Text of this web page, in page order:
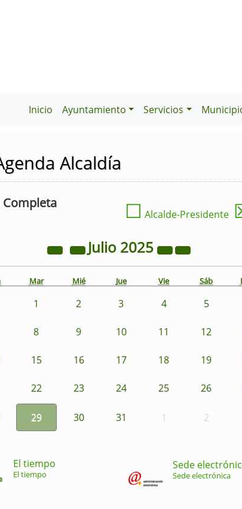
Inicio Ayuntamiento Servicios
Alcaldía
Completa ☐ Alcalde-Presidente
Julio 2025
Mar Mié Jue Vie Sáb
1 2 3 4 5
8 9 10 11 12
15 16 17 18 19
22 23 24 25 26
29 30 31 1 2
El tiempo
El tiempo
Sede
Sede electrónica